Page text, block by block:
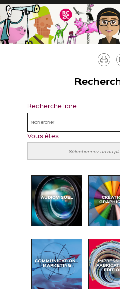
Recherche libre
Vous êtes...
AUDIOVISUEL
COMMUNICATION -
MARKETING